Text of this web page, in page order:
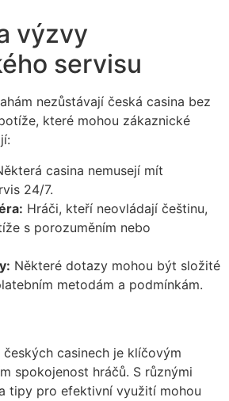
výzvy
servisu
nezůstávají česká casina bez
které mohou zákaznické
casina nemusejí mít
24/7.
Hráči, kteří neovládají češtinu,
s porozuměním nebo
Některé dotazy mohou být složité
metodám a podmínkám.
casinech je klíčovým
spokojenost hráčů. S různými
tipy pro efektivní využití mohou